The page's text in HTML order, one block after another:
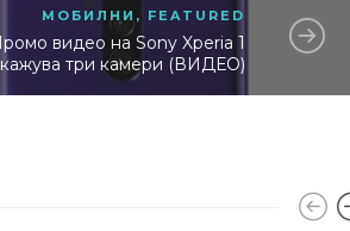
МОБИЛНИ , FEATURED
видео на Sony Xperia 1
три камери (ВИДЕО)